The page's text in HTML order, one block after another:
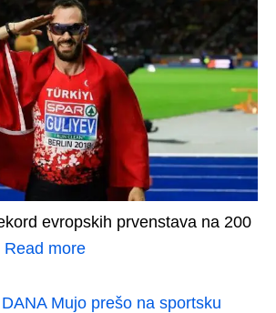
evropskih prvenstava na 200
Read more
Mujo prešo na sportsku